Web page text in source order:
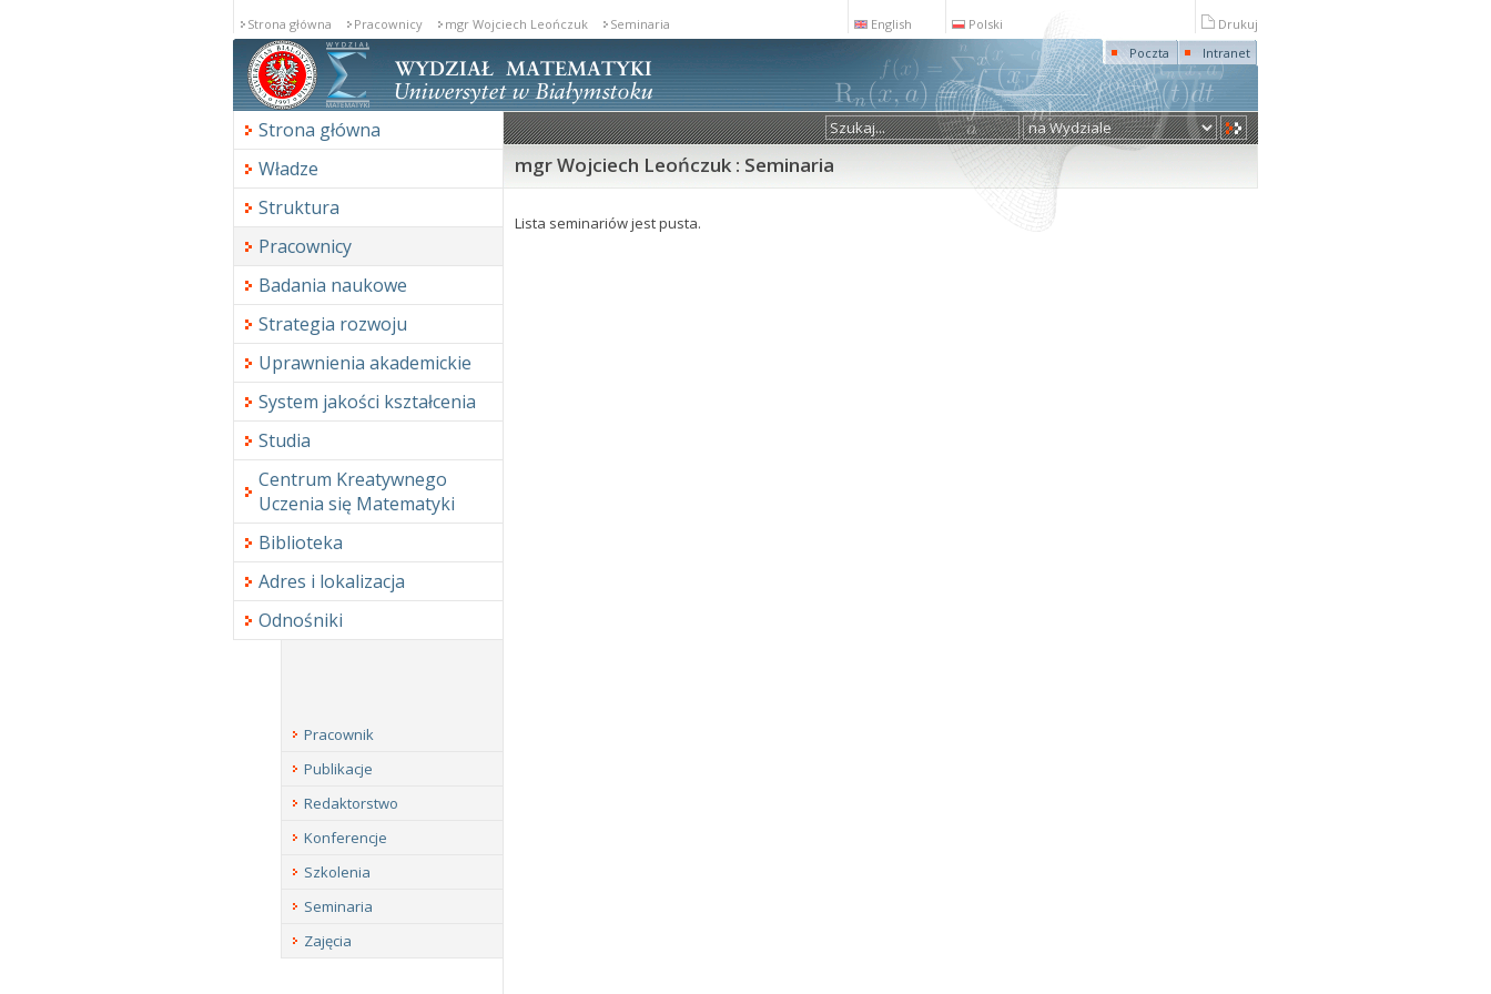
Strona główna Pracownicy mgr Wojciech Leończuk Seminaria English Polski
Drukuj
Poczta
Intranet
Strona główna
Władze
Struktura
Pracownicy
Badania naukowe
Strategia rozwoju
Uprawnienia akademickie
System jakości kształcenia
Studia
Centrum Kreatywnego
Uczenia się Matematyki
Biblioteka
Adres i lokalizacja
Odnośniki
mgr Wojciech Leończuk : Seminaria
Lista seminariów jest pusta.
Pracownik
Publikacje
Redaktorstwo
Konferencje
Szkolenia
Seminaria
Zajęcia